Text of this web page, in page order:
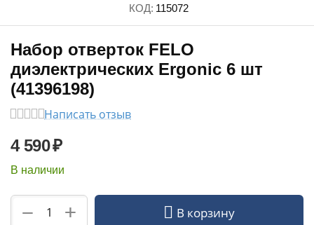
КОД: 115072
Набор отверток FELO
диэлектрических Ergonic 6 шт
(41396198)
Написать отзыв
4 590₽
В наличии
+
− В корзину